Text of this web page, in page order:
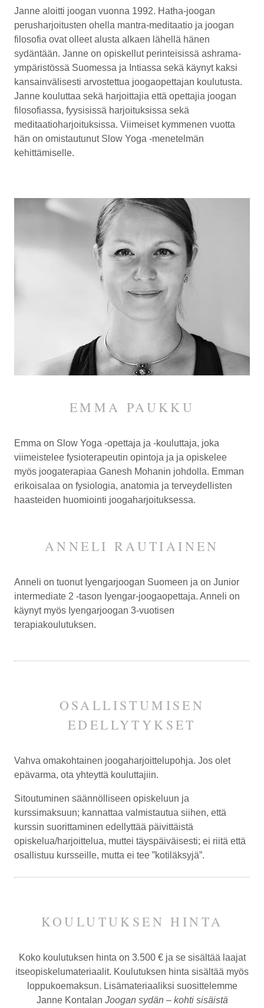
Janne aloitti joogan vuonna 1992. Hatha-joogan
perusharjoitusten ohella mantra-meditaatio ja joogan
filosofia ovat olleet alusta alkaen lähellä hänen
sydäntään. Janne on opiskellut perinteisissä ashrama-
ympäristössä Suomessa ja Intiassa sekä käynyt kaksi
kansain­välisesti arvostettua joogaopettajan koulutusta.
Janne kouluttaa sekä harjoittajia että opettajia joogan
filosofiassa, fyysisissä harjoituksissa sekä
meditaatioharjoituksissa. Viimeiset kymmenen vuotta
hän on omistautunut Slow Yoga -menetelmän
kehittämiselle.
EMMA PAUKKU
Emma on Slow Yoga -opettaja ja -kouluttaja, joka
viimeistelee fysio­terapeutin opintoja ja ja opiskelee
myös joogaterapiaa Ganesh Mohanin johdolla. Emman
erikoisalaa on fysiologia, anatomia ja terveydellisten
haasteiden huomiointi joogaharjoituksessa.
ANNELI RAUTIAINEN
Anneli on tuonut Iyengarjoogan Suomeen ja on Junior
intermediate 2 -tason Iyengar-joogaopettaja. Anneli on
käynyt myös Iyengarjoogan 3-vuotisen
terapiakoulutuksen.
OSALLISTUMISEN
EDELLYTYKSET
Vahva omakohtainen joogaharjoittelupohja. Jos olet
epävarma, ota yhteyttä kouluttajiin.
Sitoutuminen säännölliseen opiskeluun ja
kurssimaksuun; kannattaa valmistautua siihen, että
kurssin suorittaminen edellyttää päivittäistä
opiskelua/harjoittelua, muttei täyspäiväisesti; ei riitä että
osallistuu kursseille, mutta ei tee ”kotiläksyjä”.
KOULUTUKSEN HINTA
Koko koulutuksen hinta on 3.500 €ja se sisältää laajat
itseopiskelumateriaalit. Koulutuksen hinta sisältää myös
loppukoemaksun. Lisämateriaaliksi suosittelemme
Janne Kontalan Joogan sydän – kohti sisäistä